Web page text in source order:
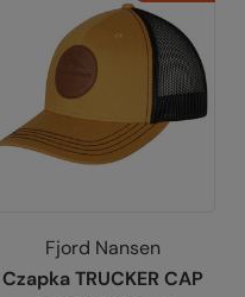
Fjord Nansen
Czapka TRUCKER CAP